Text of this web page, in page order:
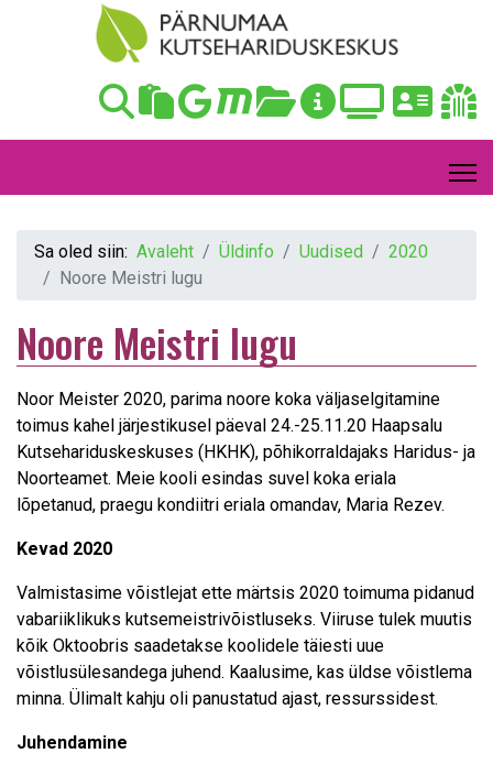
Sa oled siin: Avaleht Üldinfo Uudised
2020
Noore Meistri lugu
Noore Meistri lugu
Noor Meister 2020, parima noore koka väljaselgitamine
toimus kahel järjestikusel päeval 24.-25.11.20 Haapsalu
Kutsehariduskeskuses (HKHK), põhikorraldajaks Haridus- ja
Noorteamet. Meie kooli esindas suvel koka eriala
lõpetanud, praegu kondiitri eriala omandav, Maria Rezev.
Kevad 2020
Valmistasime võistlejat ette märtsis 2020 toimuma pidanud
vabariiklikuks kutsemeistrivõistluseks. Viiruse tulek muutis
kõik Oktoobris saadetakse koolidele täiesti uue
võistlusülesandega juhend. Kaalusime, kas üldse võistlema
minna. Ülimalt kahju oli panustatud ajast, ressurssidest.
Juhendamine